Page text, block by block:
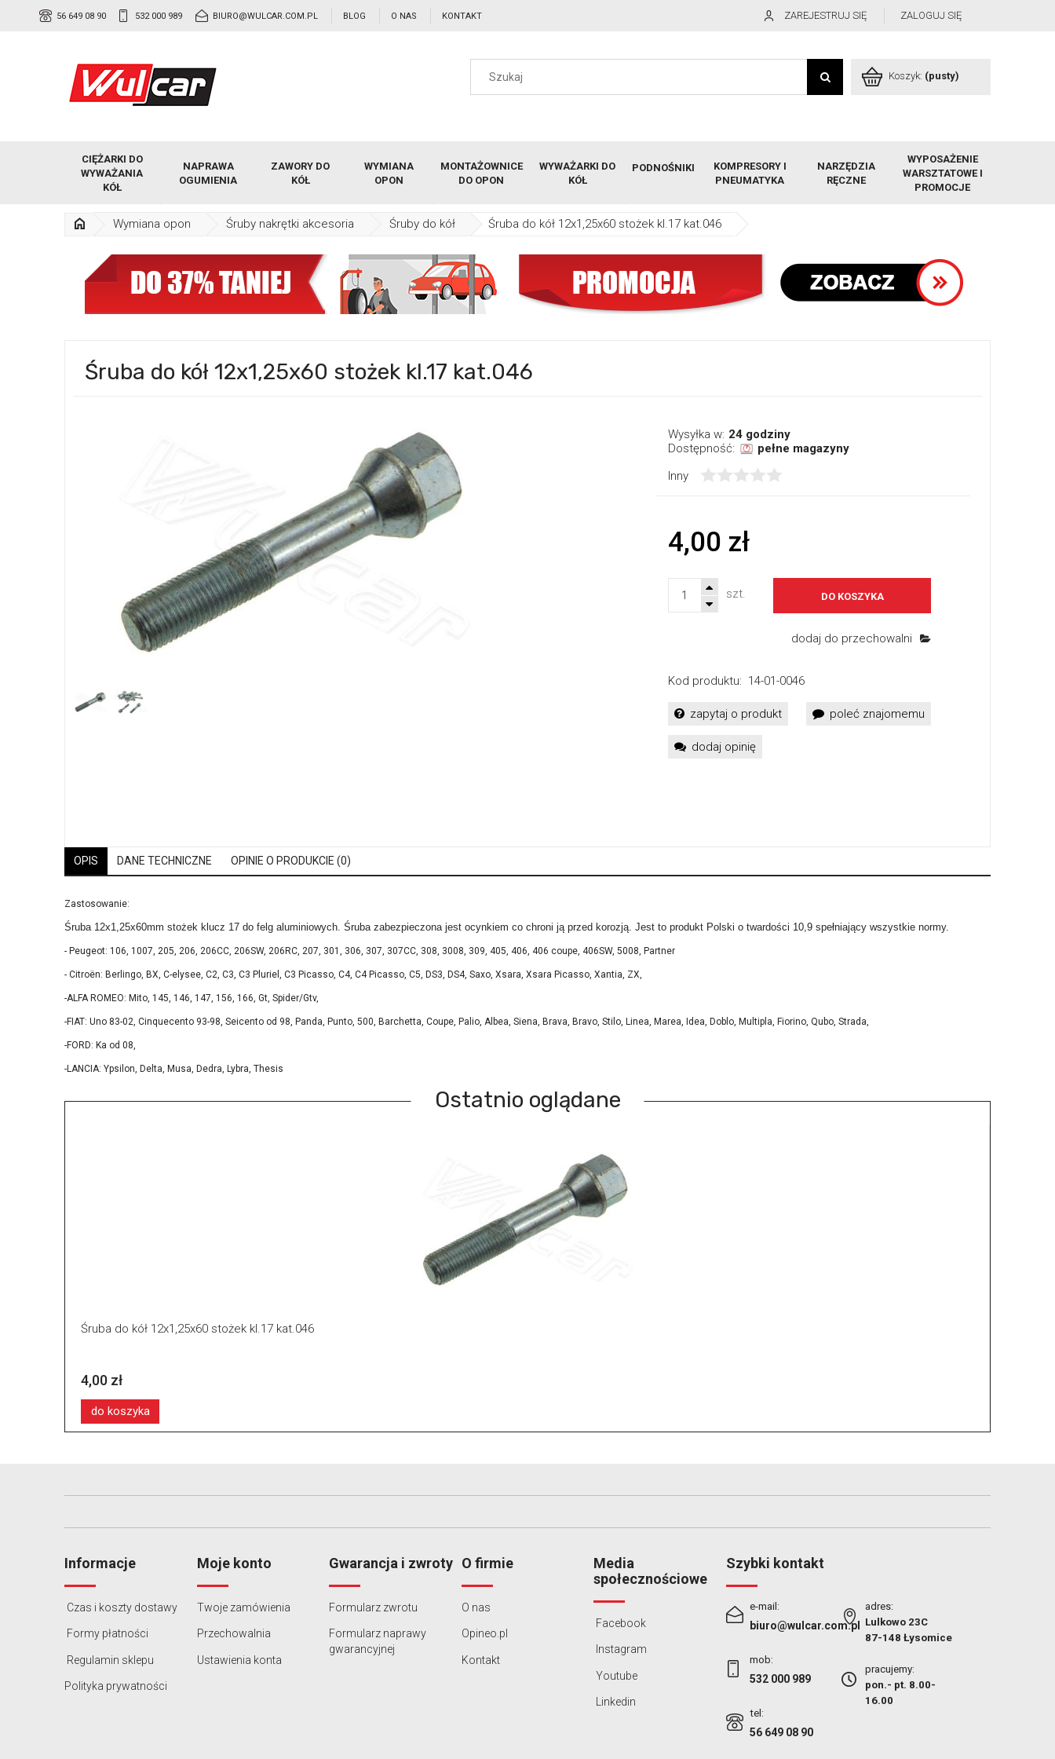
56 649 08 90 532 000 989 BIURO@WULCAR.COM.PL BLOG O NAS KONTAKT ZAREJESTRUJ SIĘ ZALOGUJ SIĘ
Koszyk: (pusty)
CIĘŻARKI DO
WYWAŻANIA
KÓŁ
NAPRAWA
OGUMIENIA
ZAWORY DO
KÓŁ
WYMIANA
OPON
MONTAŻOWNICE
DO OPON
WYWAŻARKI DO
KÓŁ
PODNOŚNIKI
KOMPRESORY I
PNEUMATYKA
NARZĘDZIA
RĘCZNE
WYPOSAŻENIE
WARSZTATOWE I
PROMOCJE
Wymiana opon Śruby nakrętki akcesoria Śruby do kół Śruba do kół 12x1,25x60 stożek kl.17 kat.046
Śruba do kół 12x1,25x60 stożek kl.17 kat.046
Wysyłka w: 24 godziny
Dostępność:
pełne magazyny
Inny
4,00 zł
szt. DO KOSZYKA
dodaj do przechowalni
Kod produktu: 14-01-0046
zapytaj o produkt poleć znajomemu
dodaj opinię
OPIS DANE TECHNICZNE OPINIE O PRODUKCIE (0)
Zastosowanie:
Śruba 12x1,25x60mm stożek klucz 17 do felg aluminiowych. Śruba zabezpieczona jest ocynkiem co chroni ją przed korozją. Jest to produkt Polski o twardości 10,9 spełniający wszystkie normy.
- Peugeot: 106, 1007, 205, 206, 206CC, 206SW, 206RC, 207, 301, 306, 307, 307CC, 308, 3008, 309, 405, 406, 406 coupe, 406SW, 5008, Partner
- Citroën: Berlingo, BX, C-elysee, C2, C3, C3 Pluriel, C3 Picasso, C4, C4 Picasso, C5, DS3, DS4, Saxo, Xsara, Xsara Picasso, Xantia, ZX,
-ALFA ROMEO: Mito, 145, 146, 147, 156, 166, Gt, Spider/Gtv,
-FIAT: Uno 83-02, Cinquecento 93-98, Seicento od 98, Panda, Punto, 500, Barchetta, Coupe, Palio, Albea, Siena, Brava, Bravo, Stilo, Linea, Marea, Idea, Doblo, Multipla, Fiorino, Qubo, Strada,
-FORD: Ka od 08,
-LANCIA: Ypsilon, Delta, Musa, Dedra, Lybra, Thesis
Ostatnio oglądane
Śruba do kół 12x1,25x60 stożek kl.17 kat.046
4,00 zł
do koszyka
Informacje
Czas i koszty dostawy
Formy płatności
Regulamin sklepu
Polityka prywatności
Moje konto
Twoje zamówienia
Przechowalnia
Ustawienia konta
Gwarancja i zwroty
Formularz zwrotu
Formularz naprawy
gwarancyjnej
O firmie
O nas
Opineo.pl
Kontakt
Media
społecznościowe
Facebook
Instagram
Youtube
Linkedin
Szybki kontakt
e-mail:
biuro@wulcar.com.pl
mob:
532 000 989
tel:
56 649 08 90
adres:
Lulkowo 23C
87-148 Łysomice
pracujemy:
pon.- pt. 8.00-
16.00